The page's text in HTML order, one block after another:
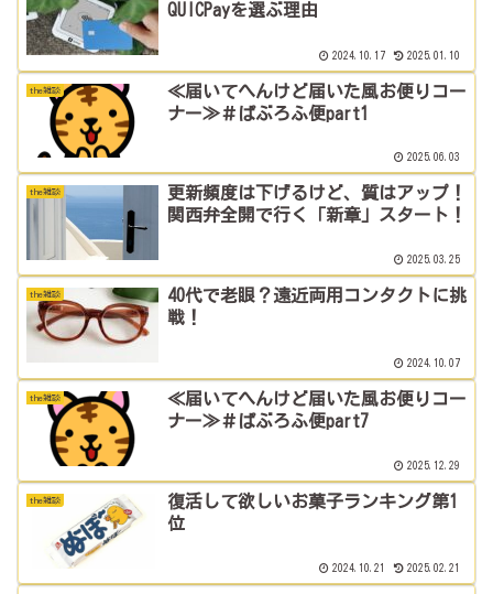
QUICPayを選ぶ理由
2024.10.17 2025.01.10
the雑談
≪届いてへんけど届いた風お便りコー
ナー≫＃ぱぶろふ便part1
2025.06.03
the雑談
更新頻度は下げるけど、質はアップ！
関西弁全開で行く「新章」スタート！
2025.03.25
the雑談
40代で老眼？遠近両用コンタクトに挑
戦！
2024.10.07
the雑談
≪届いてへんけど届いた風お便りコー
ナー≫＃ぱぶろふ便part7
2025.12.29
the雑談
復活して欲しいお菓子ランキング第1
位
2024.10.21 2025.02.21